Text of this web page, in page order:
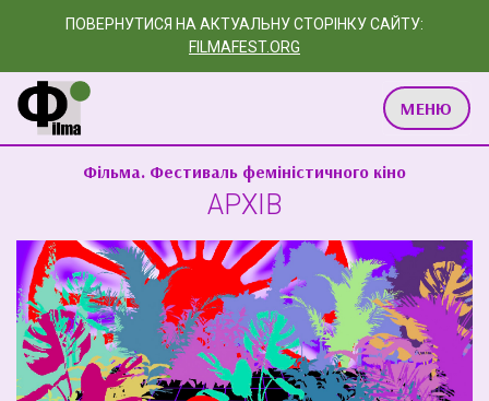
ПОВЕРНУТИСЯ НА АКТУАЛЬНУ СТОРІНКУ САЙТУ:
FILMAFEST.ORG
МЕНЮ
Фільма. Фестиваль феміністичного кіно
АРХІВ